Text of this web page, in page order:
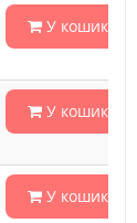
У кошик
У кошик
У кошик